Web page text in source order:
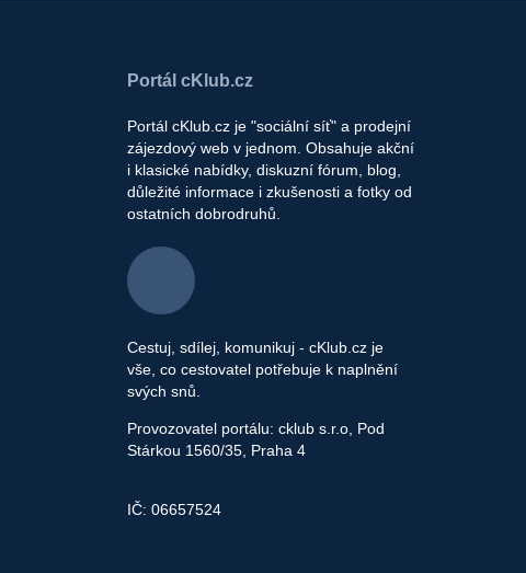
Portál cKlub.cz
Portál cKlub.cz je "sociální síť" a prodejní
zájezdový web v jednom. Obsahuje akční
i klasické nabídky, diskuzní fórum, blog,
důležité informace i zkušenosti a fotky od
ostatních dobrodruhů.
Cestuj, sdílej, komunikuj - cKlub.cz je
vše, co cestovatel potřebuje k naplnění
svých snů.
Provozovatel portálu: cklub s.r.o, Pod
Stárkou 1560/35, Praha 4
IČ: 06657524